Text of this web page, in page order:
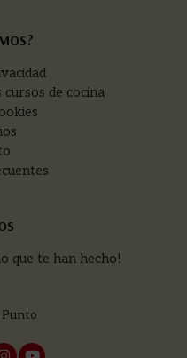
de cocina
que te han hecho!